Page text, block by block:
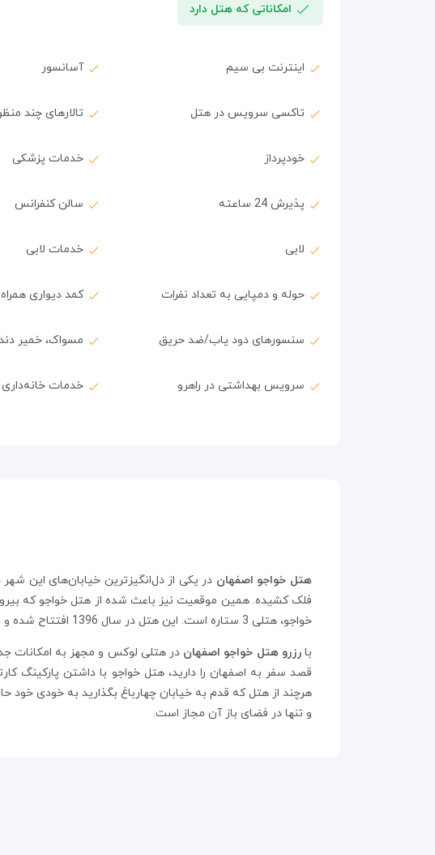
امکاناتی که هتل دارد
اینترنت بی سیم آسانسور
تاکسی سرویس در هتل تالارهای چند
خودپرداز خدمات پزشکی
پذیرش 24 ساعته سالن کنفرانس
لابی خدمات لابی
حوله و دمپایی به تعداد نفرات کمد دیواری
سنسورهای دود یاب/ضد حریق مسواک، خمیر
سرویس بهداشتی در راهرو خدمات خانه‌داری
هتل خواجو اصفهان در یکی از دل‌انگیزترین خیابان‌های این
خواجو، هتلی 3 ستاره است. این هتل در سال 1396 افتتاح شده و بنایی 6 طبقه است که 114 اتاق دو و سه تخته را در خودش جای داده.
بارزرو هتل خواجو اصفهان در هتلی‌ لوکس و مجهز به امکانات
قصد سفر به اصفهان را دارید، هتل خواجو با داشتن پارکینگ
هرچند از هتل که قدم به خیابان چهارباغ بگذارید به خودی
و تنها در فضای باز آن مجاز است.